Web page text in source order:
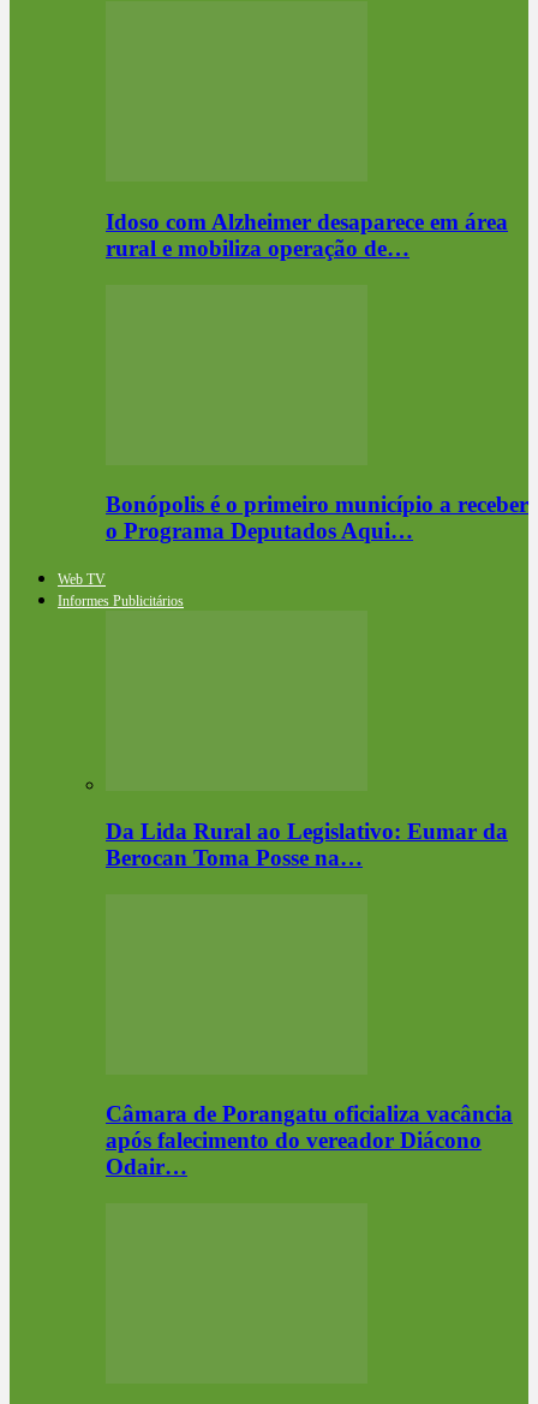
Idoso com Alzheimer desaparece em área
rural e mobiliza operação de…
Bonópolis é o primeiro município a receber
o Programa Deputados Aqui…
Web TV
Informes Publicitários
Da Lida Rural ao Legislativo: Eumar da
Berocan Toma Posse na…
Câmara de Porangatu oficializa vacância
após falecimento do vereador Diácono
Odair…